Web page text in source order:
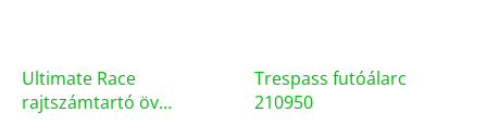
Ultimate Race
rajtszámtartó öv
Trespass futóálarc
210950